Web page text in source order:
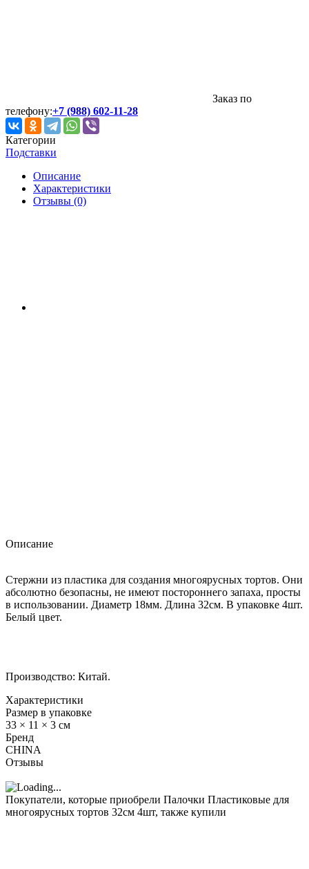
Заказ по
телефону:+7 (988) 602-11-28
Категории
Подставки
Описание
Характеристики
Отзывы (0)
Описание
Стержни из пластика для создания многоярусных тортов. Они
абсолютно безопасны, не имеют постороннего запаха, просты
в использовании. Диаметр 18мм. Длина 32см. В упаковке 4шт.
Белый цвет.
Производство: Китай.
Характеристики
Размер в упаковке
33 × 11 × 3 см
Бренд
CHINA
Отзывы
Покупатели, которые приобрели Палочки Пластиковые для
многоярусных тортов 32см 4шт, также купили